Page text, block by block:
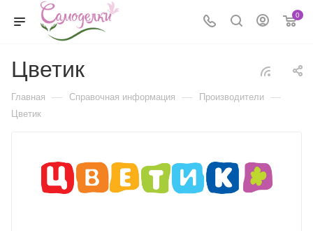
0
Цветик
Главная — Справочная информация — Производители —
Цветик